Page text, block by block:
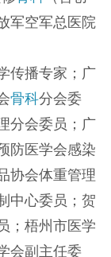
军空军总医院
传播专家；广
骨科分会委
分会委员；广
防医学会感染
协会体重管理
中心委员；贺
；梧州市医学
会副主任委